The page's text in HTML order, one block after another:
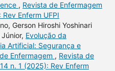
, Revista de Enfermagem
Enferm UFPI
Gerson Hiroshi Yoshinari
Evolução da
Artificial: Segurança e
Enfermagem , Revista de
n. 1 (2025): Rev Enferm